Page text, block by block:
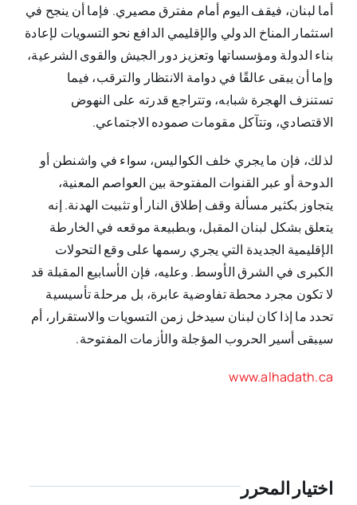
أما لبنان، فيقف اليوم أمام مفترق مصيري. فإما أن ينجح في
استثمار المناخ الدولي والإقليمي الدافع نحو التسويات لإعادة
بناء الدولة ومؤسساتها وتعزيز دور الجيش والقوى الشرعية،
وإما أن يبقى عالقًا في دوامة الانتظار والترقب، فيما
تستنزف الهجرة شبابه، وتتراجع قدرته على النهوض
الاقتصادي، وتتآكل مقومات صموده الاجتماعي.
لذلك، فإن ما يجري خلف الكواليس، سواء في واشنطن أو
الدوحة أو عبر القنوات المفتوحة بين العواصم المعنية،
يتجاوز بكثير مسألة وقف إطلاق النار أو تثبيت الهدنة. إنه
يتعلق بشكل لبنان المقبل، وبطبيعة موقعه في الخارطة
الإقليمية الجديدة التي يجري رسمها على وقع التحولات
الكبرى في الشرق الأوسط. وعليه، فإن الأسابيع المقبلة قد
لا تكون مجرد محطة تفاوضية عابرة، بل مرحلة تأسيسية
تحدد ما إذا كان لبنان سيدخل زمن التسويات والاستقرار، أم
سيبقى أسير الحروب المؤجلة والأزمات المفتوحة.
www.alhadath.ca
اختيار المحرر